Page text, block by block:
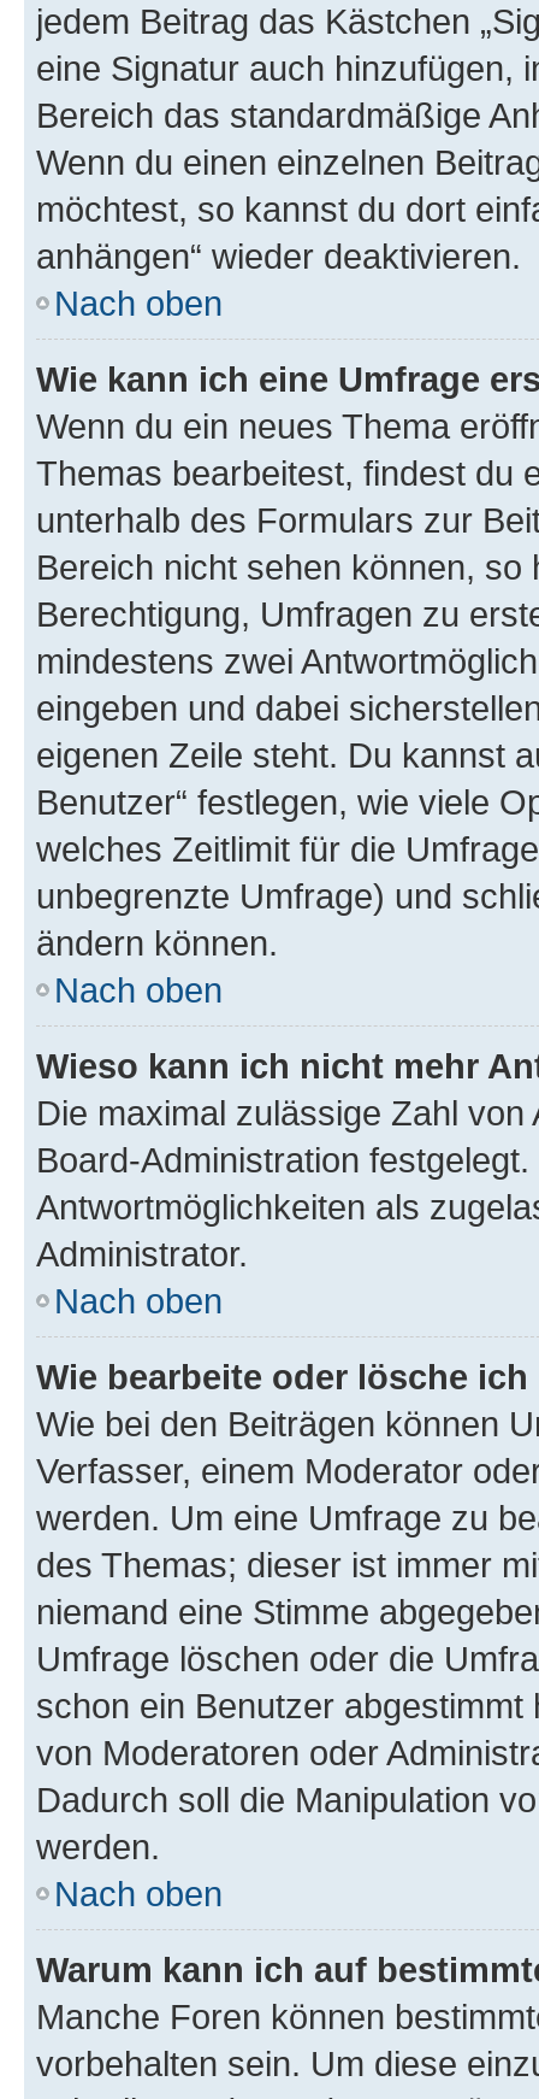
jedem Beitrag das Kästchen
eine Signatur auch hinzufügen,
Bereich das standardmäßige
Wenn du einen einzelnen
möchtest, so kannst du dort
anhängen“ wieder deaktivieren.
Nach oben
Wie kann ich eine Umfrage
Wenn du ein neues Thema
Themas bearbeitest, findest du
unterhalb des Formulars zur
Bereich nicht sehen können,
Berechtigung, Umfragen zu
mindestens zwei
eingeben und dabei
eigenen Zeile steht. Du kannst
Benutzer“ festlegen, wie viele
welches Zeitlimit für die
unbegrenzte Umfrage) und
ändern können.
Nach oben
Wieso kann ich nicht mehr
Die maximal zulässige Zahl
Board-Administration
Antwortmöglichkeiten als
Administrator.
Nach oben
Wie bearbeite oder lösche
Wie bei den Beiträgen können
Verfasser, einem Moderator
werden. Um eine Umfrage zu
des Themas; dieser ist immer
niemand eine Stimme
Umfrage löschen oder die
schon ein Benutzer
von Moderatoren oder
Dadurch soll die Manipulation
werden.
Nach oben
Warum kann ich auf
Manche Foren können
vorbehalten sein. Um diese